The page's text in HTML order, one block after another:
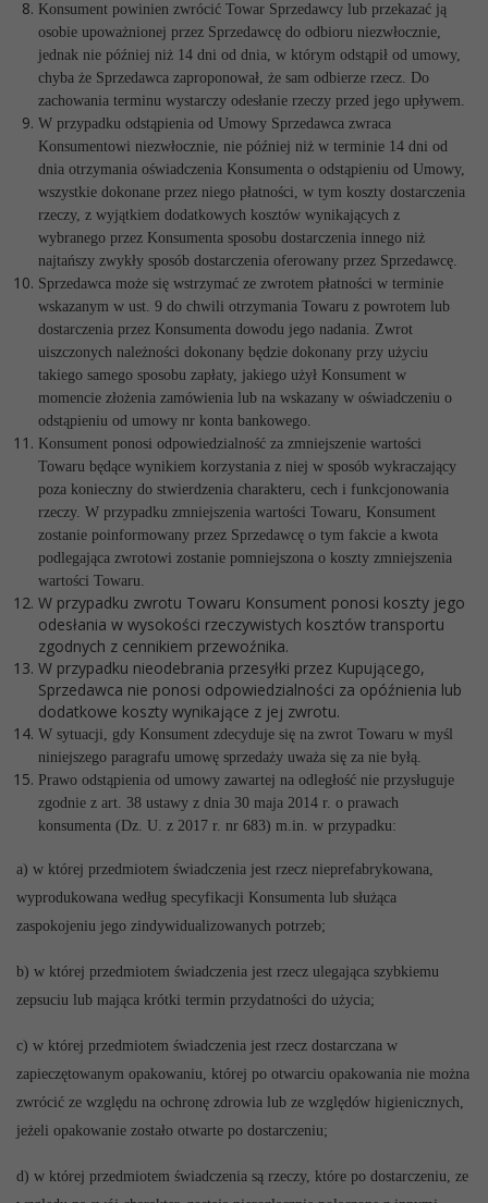
Konsument powinien zwrócić Towar Sprzedawcy lub przekazać ją
osobie upoważnionej przez Sprzedawcę do odbioru niezwłocznie,
jednak nie później niż 14 dni od dnia, w którym odstąpił od umowy,
chyba że Sprzedawca zaproponował, że sam odbierze rzecz. Do
zachowania terminu wystarczy odesłanie rzeczy przed jego upływem.
W przypadku odstąpienia od Umowy Sprzedawca zwraca
Konsumentowi niezwłocznie, nie później niż w terminie 14 dni od
dnia otrzymania oświadczenia Konsumenta o odstąpieniu od Umowy,
wszystkie dokonane przez niego płatności, w tym koszty dostarczenia
rzeczy, z wyjątkiem dodatkowych kosztów wynikających z
wybranego przez Konsumenta sposobu dostarczenia innego niż
najtańszy zwykły sposób dostarczenia oferowany przez Sprzedawcę.
Sprzedawca może się wstrzymać ze zwrotem płatności w terminie
wskazanym w ust. 9 do chwili otrzymania Towaru z powrotem lub
dostarczenia przez Konsumenta dowodu jego nadania. Zwrot
uiszczonych należności dokonany będzie dokonany przy użyciu
takiego samego sposobu zapłaty, jakiego użył Konsument w
momencie złożenia zamówienia lub na wskazany w oświadczeniu o
odstąpieniu od umowy nr konta bankowego.
Konsument ponosi odpowiedzialność za zmniejszenie wartości
Towaru będące wynikiem korzystania z niej w sposób wykraczający
poza konieczny do stwierdzenia charakteru, cech i funkcjonowania
rzeczy. W przypadku zmniejszenia wartości Towaru, Konsument
zostanie poinformowany przez Sprzedawcę o tym fakcie a kwota
podlegająca zwrotowi zostanie pomniejszona o koszty zmniejszenia
wartości Towaru.
W przypadku zwrotu Towaru Konsument ponosi koszty jego
odesłania w wysokości rzeczywistych kosztów transportu
zgodnych z cennikiem przewoźnika.
W przypadku nieodebrania przesyłki przez Kupującego,
Sprzedawca nie ponosi odpowiedzialności za opóźnienia lub
dodatkowe koszty wynikające z jej zwrotu.
W sytuacji, gdy Konsument zdecyduje się na zwrot Towaru w myśl
niniejszego paragrafu umowę sprzedaży uważa się za nie byłą.
Prawo odstąpienia od umowy zawartej na odległość nie przysługuje
zgodnie z art. 38 ustawy z dnia 30 maja 2014 r. o prawach
konsumenta (Dz. U. z 2017 r. nr 683) m.in. w przypadku:
a) w której przedmiotem świadczenia jest rzecz nieprefabrykowana,
wyprodukowana według specyfikacji Konsumenta lub służąca
zaspokojeniu jego zindywidualizowanych potrzeb;
b) w której przedmiotem świadczenia jest rzecz ulegająca szybkiemu
zepsuciu lub mająca krótki termin przydatności do użycia;
c) w której przedmiotem świadczenia jest rzecz dostarczana w
zapieczętowanym opakowaniu, której po otwarciu opakowania nie można
zwrócić ze względu na ochronę zdrowia lub ze względów higienicznych,
jeżeli opakowanie zostało otwarte po dostarczeniu;
d) w której przedmiotem świadczenia są rzeczy, które po dostarczeniu, ze